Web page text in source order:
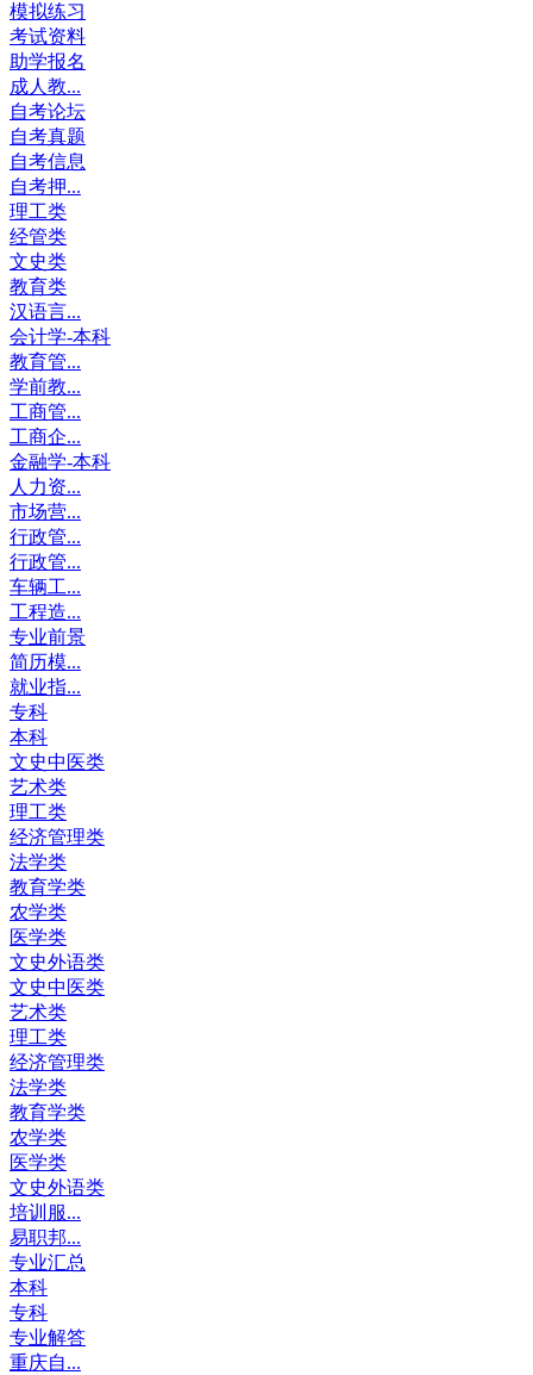
模拟练习
考试资料
助学报名
成人教...
自考论坛
自考真题
自考信息
自考押...
理工类
经管类
文史类
教育类
汉语言...
会计学-本科
教育管...
学前教...
工商管...
工商企...
金融学-本科
人力资...
市场营...
行政管...
行政管...
车辆工...
工程造...
专业前景
简历模...
就业指...
专科
本科
文史中医类
艺术类
理工类
经济管理类
法学类
教育学类
农学类
医学类
文史外语类
文史中医类
艺术类
理工类
经济管理类
法学类
教育学类
农学类
医学类
文史外语类
培训服...
易职邦...
专业汇总
本科
专科
专业解答
重庆自...